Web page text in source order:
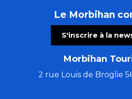
Le Morbihan
S'inscrire à la
Morbihan
2 rue Louis de Broglie